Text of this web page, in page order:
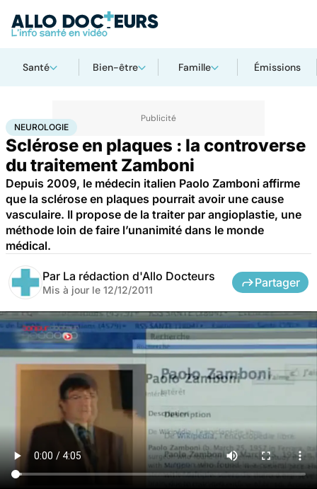
Santé Bien-être Famille Émissions
AccueilSantéMaladies Maladies neurologiques
NEUROLOGIE
Sclérose en plaques : la controverse
du traitement Zamboni
Depuis 2009, le médecin italien Paolo Zamboni affirme
que la sclérose en plaques pourrait avoir une cause
vasculaire. Il propose de la traiter par angioplastie, une
méthode loin de faire l’unanimité dans le monde
médical.
Par La rédaction d'Allo Docteurs
Mis à jour le 12/12/2011
Partager